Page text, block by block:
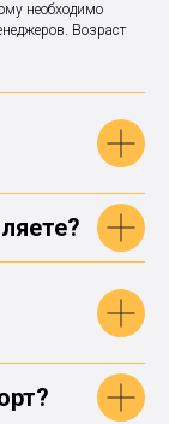
необходимо
Возраст